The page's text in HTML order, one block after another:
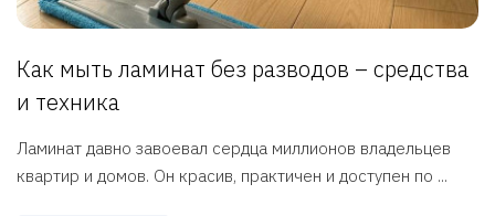
Как мыть ламинат без разводов – средства
и техника
Ламинат давно завоевал сердца миллионов владельцев
квартир и домов. Он красив, практичен и доступен по ...